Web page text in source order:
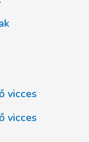
vicces
vicces